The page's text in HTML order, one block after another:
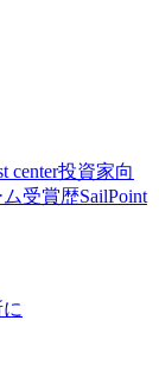
center投資家向
受賞歴SailPoint